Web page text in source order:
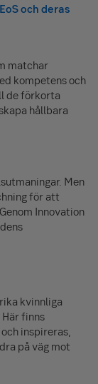
och deras
matchar
kompetens och
de förkorta
hållbara
Men
för att
Innovation
kvinnliga
finns
inspireras,
på väg mot